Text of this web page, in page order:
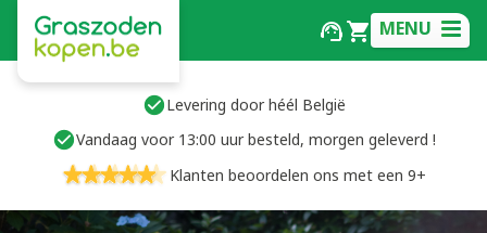
MENU
Levering door héél België
Vandaag voor 13:00 uur besteld, morgen geleverd !
Klanten beoordelen ons met een 9+